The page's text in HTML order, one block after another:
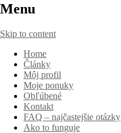
Menu
Skip to content
Home
Články
Môj profil
Moje ponuky
Obľúbené
Kontakt
FAQ – najčastejšie otázky
Ako to funguje